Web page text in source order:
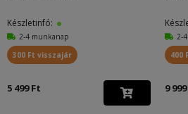
Készletinfó:
2-4 munkanap
300 Ft visszajár
5 499 Ft
2-
400
9